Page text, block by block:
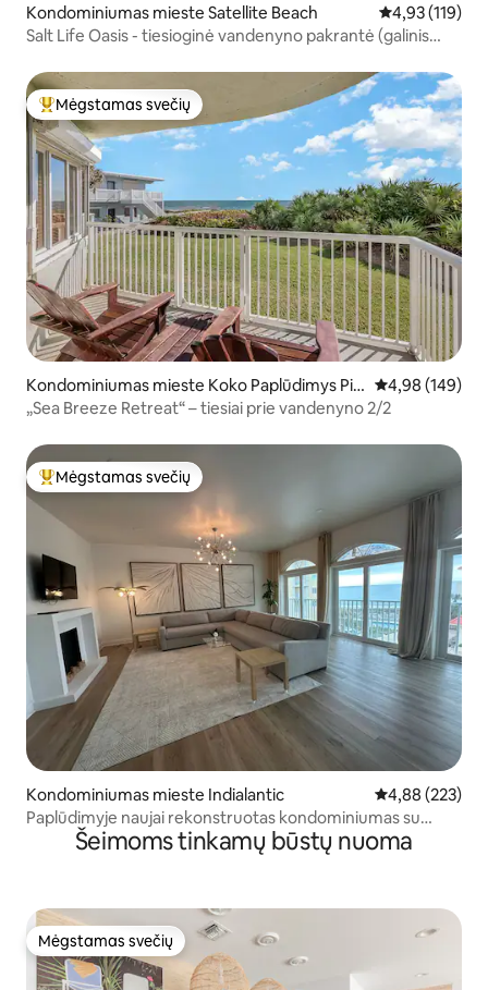
Kondominiumas mieste Satellite Beach Vidutinis
4,93 (119)
Salt Life Oasis - tiesioginė vandenyno pakrantė (galinis
Svečių mėgstamiausias
Mėgstamas svečių
Kondominiumas mieste Koko Paplūdimys Pie
tų
Vidutinis
4,98 (149)
„Sea Breeze Retreat“ – tiesiai prie vandenyno 2/2
Svečių mėgstamiausias
Mėgstamas svečių
Kondominiumas mieste Indialantic Vidutinis
4,88 (223)
Paplūdimyje naujai rekonstruotas kondominiumas su
baseinu.Šeimoms tinkamų būstų nuoma
Mėgstamas svečių
Mėgstamas svečių